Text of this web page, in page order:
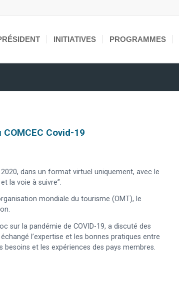
INITIATIVES PROGRAMMES
Covid-19
2020, dans un format virtuel uniquement, avec le
la voie à suivre”.
mondiale du tourisme (OMT), le
sur la pandémie de COVID-19, a discuté des
l’expertise et les bonnes pratiques entre
et les expériences des pays membres.